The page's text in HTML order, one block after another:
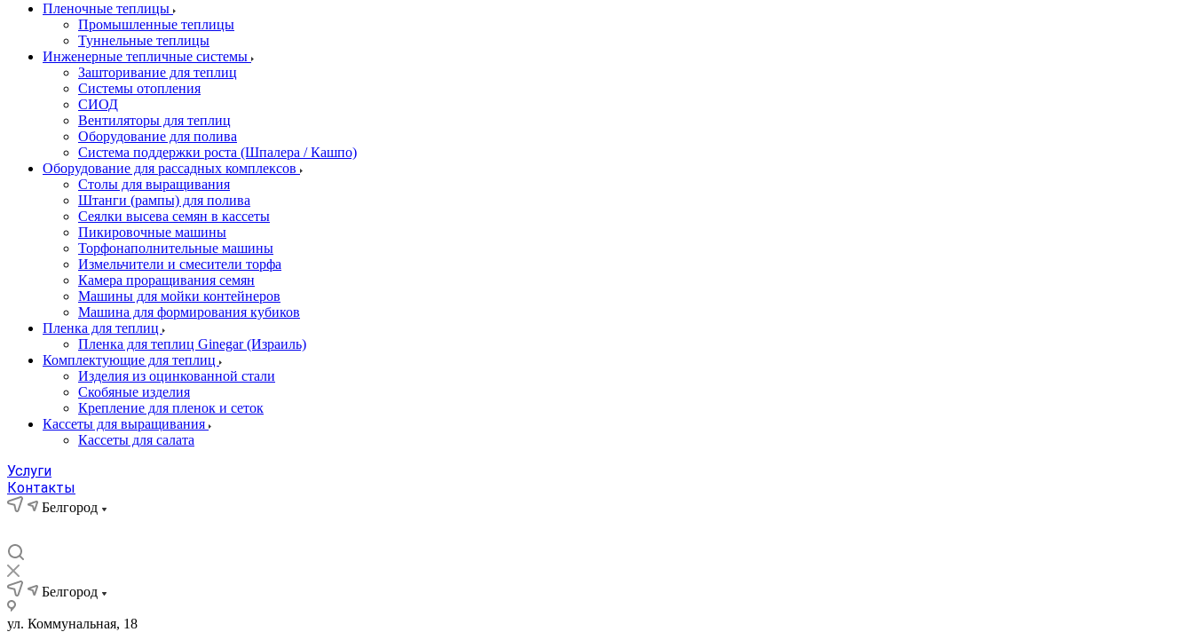
Пленочные теплицы
Промышленные теплицы
Туннельные теплицы
Инженерные тепличные системы
Зашторивание для теплиц
Системы отопления
СИОД
Вентиляторы для теплиц
Оборудование для полива
Система поддержки роста (Шпалера / Кашпо)
Оборудование для рассадных комплексов
Столы для выращивания
Штанги (рампы) для полива
Сеялки высева семян в кассеты
Пикировочные машины
Торфонаполнительные машины
Измельчители и смесители торфа
Камера проращивания семян
Машины для мойки контейнеров
Машина для формирования кубиков
Пленка для теплиц
Пленка для теплиц Ginegar (Израиль)
Комплектующие для теплиц
Изделия из оцинкованной стали
Скобяные изделия
Крепление для пленок и сеток
Кассеты для выращивания
Кассеты для салата
Услуги
Контакты
Белгород
Белгород
ул. Коммунальная, 18